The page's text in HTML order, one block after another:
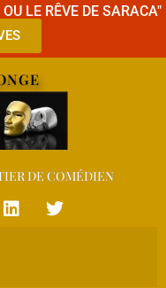
LE RÊVE DE SARACA"
DE COMÉDIEN